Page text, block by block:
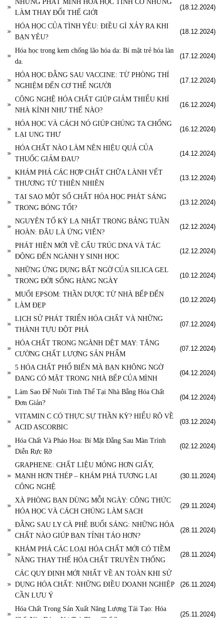
NHỮNG PHÁT MINH HÓA HỌC TÌNH CỜ NHƯNG
LÀM THAY ĐỔI THẾ GIỚI
(18.12.2024)
HÓA HỌC CỦA TÌNH YÊU: ĐIỀU GÌ XẢY RA KHI
BẠN YÊU?
(18.12.2024)
Hóa học trong kem chống lão hóa da: Bí mật trẻ hóa làn
da.
(17.12.2024)
HÓA HỌC ĐẰNG SAU VACCINE: TỪ PHÒNG THÍ
NGHIỆM ĐẾN CƠ THỂ NGƯỜI
(17.12.2024)
CÔNG NGHỆ HÓA CHẤT GIÚP GIẢM THIỂU KHÍ
NHÀ KÍNH NHƯ THẾ NÀO?
(16.12.2024)
HÓA HỌC VÀ CÁCH NÓ GIÚP CHÚNG TA CHỐNG
LẠI UNG THƯ
(16.12.2024)
HÓA CHẤT NÀO LÀM NÊN HIỆU QUẢ CỦA
THUỐC GIẢM ĐAU?
(14.12.2024)
KHÁM PHÁ CÁC HỢP CHẤT CHỮA LÀNH VẾT
THƯƠNG TỪ THIÊN NHIÊN
(13.12.2024)
TẠI SAO MỘT SỐ CHẤT HÓA HỌC PHÁT SÁNG
TRONG BÓNG TỐI?
(13.12.2024)
NGUYÊN TỐ KỲ LẠ NHẤT TRONG BẢNG TUẦN
HOÀN: ĐÂU LÀ ỨNG VIÊN?
(12.12.2024)
PHÁT HIỆN MỚI VỀ CẤU TRÚC DNA VÀ TÁC
ĐỘNG ĐẾN NGÀNH Y SINH HỌC
(12.12.2024)
NHỮNG ỨNG DỤNG BẤT NGỜ CỦA SILICA GEL
TRONG ĐỜI SỐNG HÀNG NGÀY
(10.12.2024)
MUỐI EPSOM: THẦN DƯỢC TỪ NHÀ BẾP ĐẾN
LÀM ĐẸP
(10.12.2024)
LỊCH SỬ PHÁT TRIỂN HÓA CHẤT VÀ NHỮNG
THÀNH TỰU ĐỘT PHÁ
(07.12.2024)
HÓA CHẤT TRONG NGÀNH DỆT MAY: TĂNG
CƯỜNG CHẤT LƯỢNG SẢN PHẨM
(07.12.2024)
5 HÓA CHẤT PHỔ BIẾN MÀ BẠN KHÔNG NGỜ
ĐANG CÓ MẶT TRONG NHÀ BẾP CỦA MÌNH
(04.12.2024)
Làm Sao Để Nuôi Tinh Thể Tại Nhà Bằng Hóa Chất
Đơn Giản?
(04.12.2024)
VITAMIN C CÓ THỰC SỰ THẦN KỲ? HIỂU RÕ VỀ
ACID ASCORBIC
(03.12.2024)
Hóa Chất Và Pháo Hoa: Bí Mật Đằng Sau Màn Trình
Diễn Rực Rỡ
(02.12.2024)
GRAPHENE: CHẤT LIỆU MỎNG HƠN GIẤY,
MẠNH HƠN THÉP – KHÁM PHÁ TƯƠNG LAI
CÔNG NGHỆ
(30.11.2024)
XÀ PHÒNG BẠN DÙNG MỖI NGÀY: CÔNG THỨC
HÓA HỌC VÀ CÁCH CHÚNG LÀM SẠCH
(29.11.2024)
ĐẰNG SAU LY CÀ PHÊ BUỔI SÁNG: NHỮNG HÓA
CHẤT NÀO GIÚP BẠN TỈNH TÁO HƠN?
(28.11.2024)
KHÁM PHÁ CÁC LOẠI HÓA CHẤT MỚI CÓ TIỀM
NĂNG THAY THẾ HÓA CHẤT TRUYỀN THỐNG
(28.11.2024)
CÁC QUY ĐỊNH MỚI NHẤT VỀ AN TOÀN KHI SỬ
DỤNG HÓA CHẤT: NHỮNG ĐIỀU DOANH NGHIỆP
CẦN LƯU Ý
(26.11.2024)
Hóa Chất Trong Sản Xuất Năng Lượng Tái Tạo: Hóa
(25.11.2024)